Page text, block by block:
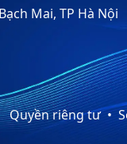
Mai, TP Hà Nội
Quyền riêng tư